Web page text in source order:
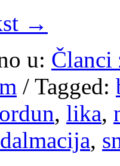
→
u: Članci
/ Tagged:
, lika,
,